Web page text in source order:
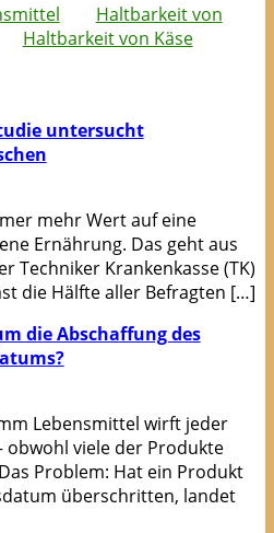
Haltbarkeit von
Haltbarkeit von Käse
untersucht
mehr Wert auf eine
Ernährung. Das geht aus
Techniker Krankenkasse (TK)
die Hälfte aller Befragten […]
die Abschaffung des
Lebensmittel wirft jeder
obwohl viele der Produkte
Problem: Hat ein Produkt
überschritten, landet